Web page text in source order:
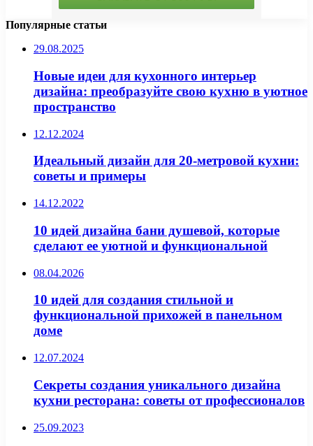
Популярные статьи
29.08.2025
Новые идеи для кухонного интерьер
дизайна: преобразуйте свою кухню в уютное
пространство
12.12.2024
Идеальный дизайн для 20-метровой кухни:
советы и примеры
14.12.2022
10 идей дизайна бани душевой, которые
сделают ее уютной и функциональной
08.04.2026
10 идей для создания стильной и
функциональной прихожей в панельном
доме
12.07.2024
Секреты создания уникального дизайна
кухни ресторана: советы от профессионалов
25.09.2023